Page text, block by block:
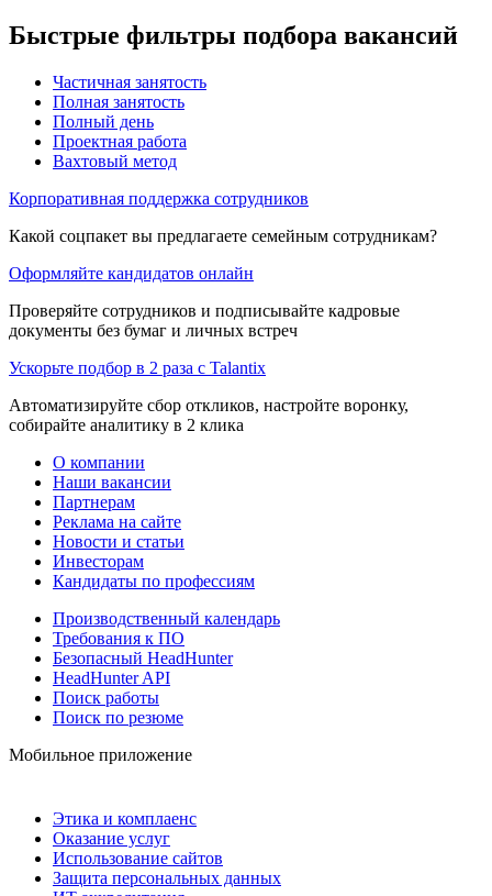
Быстрые фильтры подбора вакансий
Частичная занятость
Полная занятость
Полный день
Проектная работа
Вахтовый метод
Корпоративная поддержка сотрудников
Какой соцпакет вы предлагаете семейным сотрудникам?
Оформляйте кандидатов онлайн
Проверяйте сотрудников и подписывайте кадровые
документы без бумаг и личных встреч
Ускорьте подбор в 2 раза с Talantix
Автоматизируйте сбор откликов, настройте воронку,
собирайте аналитику в 2 клика
О компании
Наши вакансии
Партнерам
Реклама на сайте
Новости и статьи
Инвесторам
Кандидаты по профессиям
Производственный календарь
Требования к ПО
Безопасный HeadHunter
HeadHunter API
Поиск работы
Поиск по резюме
Мобильное приложение
Этика и комплаенс
Оказание услуг
Использование сайтов
Защита персональных данных